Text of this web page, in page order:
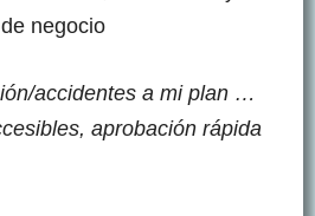
negocio
accidentes a mi plan …
aprobación rápida